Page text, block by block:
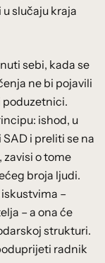
slučaju kraja
sebi, kada se
ne bi pojavili
poduzetnici.
ishod, u
i preliti se na
o tome
broja ljudi.
–
– a ona će
strukturi.
radnik